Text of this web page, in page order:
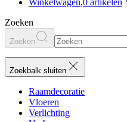
Winkelwagen,0 artikelen
Zoeken
Zoeken
Zoekbalk sluiten
Raamdecoratie
Vloeren
Verlichting